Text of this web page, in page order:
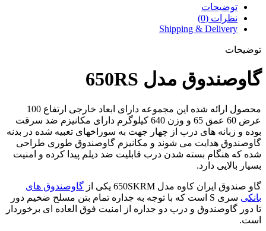
توضیحات
نظرات (0)
Shipping & Delivery
توضیحات
گاوصندوق مدل 650RS
محصول ارائه شده این مجموعه دارای ابعاد خارجی ارتفاع 100
عرض 60 عمق 65 و وزن 640 کیلوگرم دارای مکانیزم ضد سرقت
بوده و زبانه های درب از چهار جهت به سوراخهای تعبیه شده در بدنه
گاوصندوق هدایت می شوند و مکانیزم گاوصندوق طوری طراحی
شده که هنگام بسته شدن درب قابلیت ضد دیلم پیدا کرده و امنیت
بسیار بالایی دارد.
گاو صندوق ایران کاوه مدل 650SKRM یکی از
گاوصندوق های
بانکی
سری S است که با توجه به جداره تمام بتن مسلح ضخیم دور
تا دور گاوصندوق و درب دو جداره از امنیت فوق العاده ای برخوردار
است.